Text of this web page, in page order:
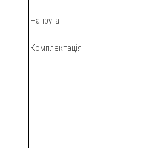
Напруга
Комплектація